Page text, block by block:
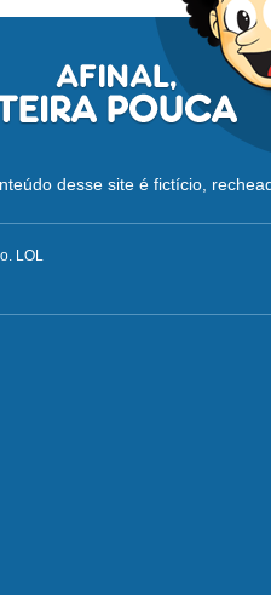
desse site é fictício,
LOL